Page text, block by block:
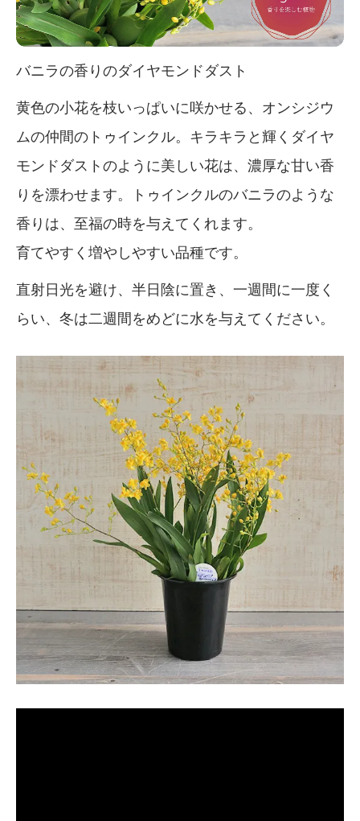
バニラの香りのダイヤモンドダスト
黄色の小花を枝いっぱいに咲かせる、オンシジウ
ムの仲間のトゥインクル。キラキラと輝くダイヤ
モンドダストのように美しい花は、濃厚な甘い香
りを漂わせます。トゥインクルのバニラのような
香りは、至福の時を与えてくれます。
育てやすく増やしやすい品種です。
直射日光を避け、半日陰に置き、一週間に一度く
らい、冬は二週間をめどに水を与えてください。